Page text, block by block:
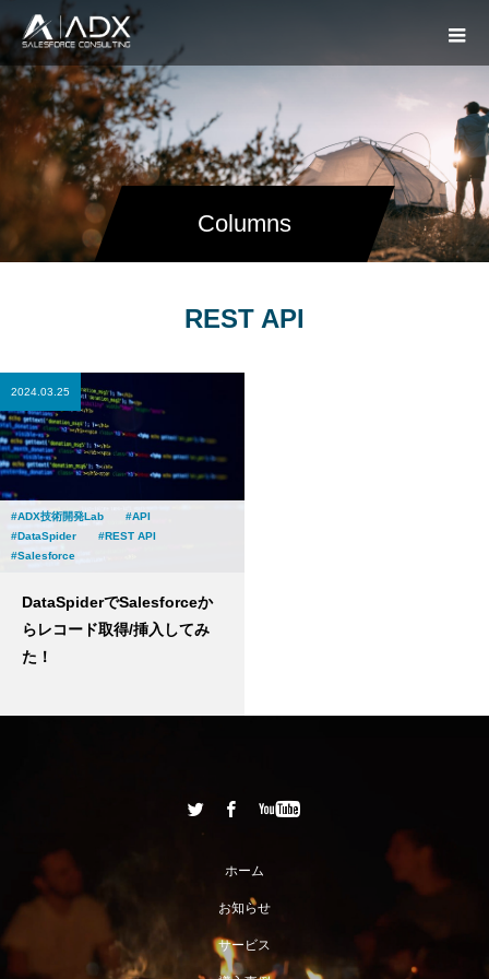
Columns
REST API
2024.03.25
ADX技術開発Lab
API
DataSpider
REST API
Salesforce
DataSpiderでSalesforceか
らレコード取得/挿入してみ
た！
ホーム
お知らせ
サービス